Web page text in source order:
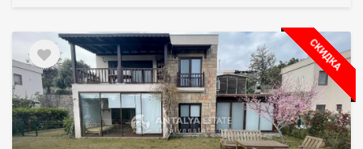
СКИДКА